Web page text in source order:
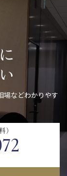
場などわかりやす
）